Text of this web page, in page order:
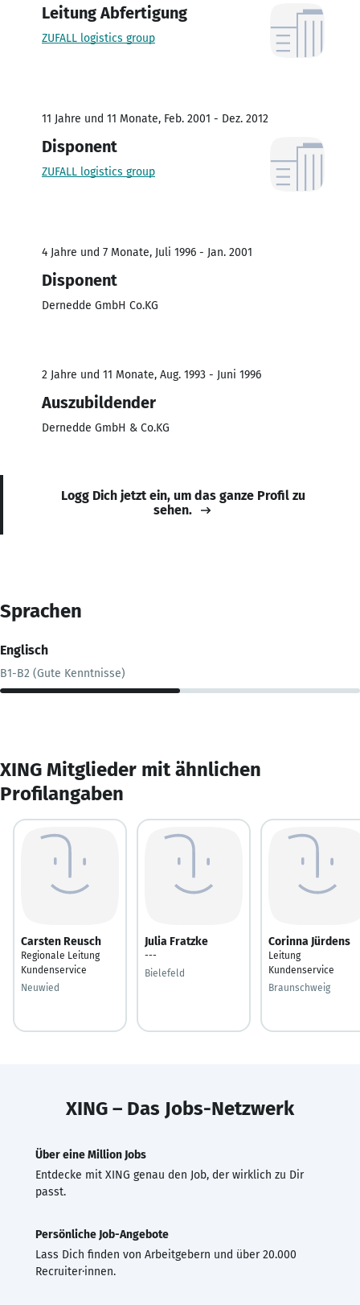
Leitung Abfertigung
ZUFALL logistics group
11 Jahre und 11 Monate, Feb. 2001 - Dez. 2012
Disponent
ZUFALL logistics group
4 Jahre und 7 Monate, Juli 1996 - Jan. 2001
Disponent
Dernedde GmbH Co.KG
2 Jahre und 11 Monate, Aug. 1993 - Juni 1996
Auszubildender
Dernedde GmbH & Co.KG
Logg Dich jetzt ein, um das ganze Profil zu
sehen.
Sprachen
Englisch
B1-B2 (Gute Kenntnisse)
XING Mitglieder mit ähnlichen
Profilangaben
Carsten Reusch
Regionale Leitung
Kundenservice
Neuwied
Julia Fratzke
---
Bielefeld
Corinna Jürdens
Leitung
Kundenservice
Braunschweig
XING – Das Jobs-Netzwerk
Über eine Million Jobs
Entdecke mit XING genau den Job, der wirklich zu Dir
passt.
Persönliche Job-Angebote
Lass Dich finden von Arbeitgebern und über 20.000
Recruiter·innen.